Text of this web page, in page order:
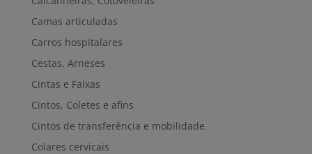
Camas articuladas
Carros hospitalares
Cestas, Arneses
Cintas e Faixas
Cintos, Coletes e afins
Cintos de transferência e mobilidade
Colares cervicais